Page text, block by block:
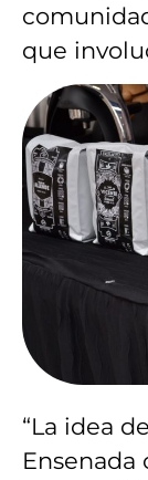
que
“La idea
Ensenada